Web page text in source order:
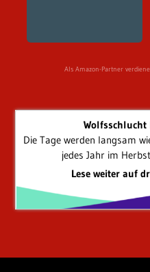
Als Amazon-Partner
Wolfsschlucht
Die Tage werden langsam
jedes Jahr im
Lese weiter auf